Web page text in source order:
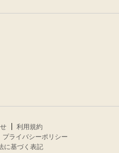
利用規約
プライバシーポリシー
に基づく表記